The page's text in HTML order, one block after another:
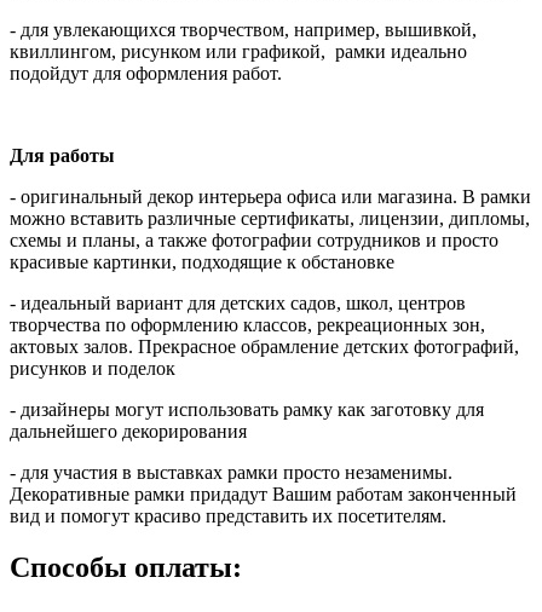
- для увлекающихся творчеством, например, вышивкой,
квиллингом, рисунком или графикой, рамки идеально
подойдут для оформления работ.
Для работы
- оригинальный декор интерьера офиса или магазина. В рамки
можно вставить различные сертификаты, лицензии, дипломы,
схемы и планы, а также фотографии сотрудников и просто
красивые картинки, подходящие к обстановке
- идеальный вариант для детских садов, школ, центров
творчества по оформлению классов, рекреационных зон,
актовых залов. Прекрасное обрамление детских фотографий,
рисунков и поделок
- дизайнеры могут использовать рамку как заготовку для
дальнейшего декорирования
- для участия в выставках рамки просто незаменимы.
Декоративные рамки придадут Вашим работам законченный
вид и помогут красиво представить их посетителям.
Способы оплаты: